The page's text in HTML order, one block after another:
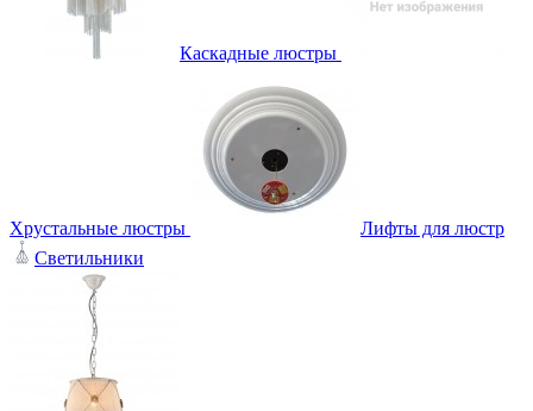
Каскадные люстры
Хрустальные люстры
Лифты для люстр
Светильники